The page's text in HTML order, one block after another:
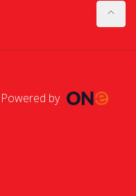
Powered by